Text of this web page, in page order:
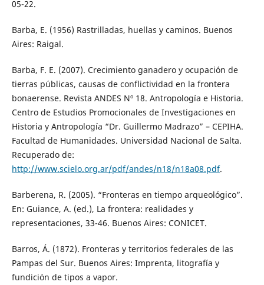
05-22.
Barba, E. (1956) Rastrilladas, huellas y caminos. Buenos
Aires: Raigal.
Barba, F. E. (2007). Crecimiento ganadero y ocupación de
tierras públicas, causas de conflictividad en la frontera
bonaerense. Revista ANDES Nº 18. Antropología e Historia.
Centro de Estudios Promocionales de Investigaciones en
Historia y Antropología “Dr. Guillermo Madrazo” – CEPIHA.
Facultad de Humanidades. Universidad Nacional de Salta.
Recuperado de:
http://www.scielo.org.ar/pdf/andes/n18/n18a08.pdf.
Barberena, R. (2005). “Fronteras en tiempo arqueológico”.
En: Guiance, A. (ed.), La frontera: realidades y
representaciones, 33-46. Buenos Aires: CONICET.
Barros, Á. (1872). Fronteras y territorios federales de las
Pampas del Sur. Buenos Aires: Imprenta, litografía y
fundición de tipos a vapor.